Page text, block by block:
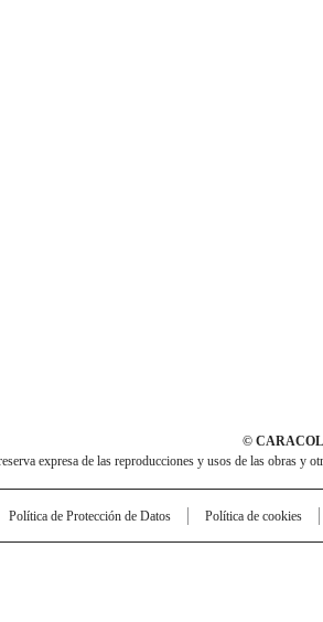
© CARACOL
expresa de las reproducciones y usos de las obras y
Política de Protección de Datos Política de cookies